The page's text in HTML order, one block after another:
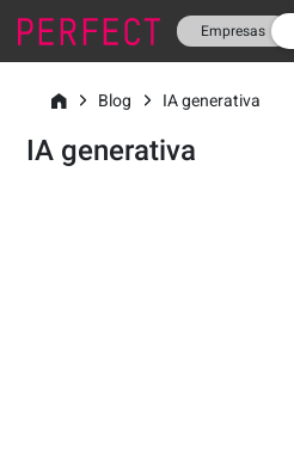
Empresas
Blog IA generativa
IA generativa